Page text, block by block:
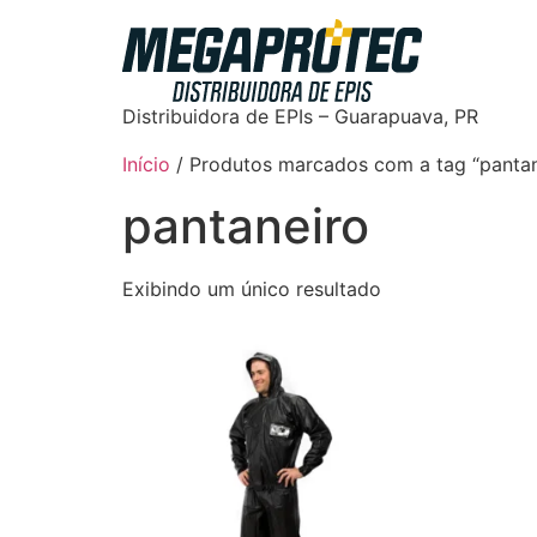
Distribuidora de EPIs – Guarapuava, PR
Início / Produtos marcados com a tag
pantaneiro
Exibindo um único resultado